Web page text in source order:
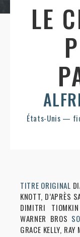
LE
États-Unis —
TITRE ORIGINAL
KNOTT, D’APRÈS
DIMITRI TIOMKIN
WARNER BROS
GRACE KELLY,